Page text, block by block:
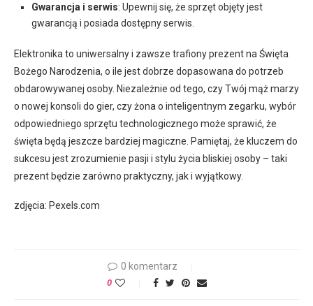
Gwarancja i serwis: Upewnij się, że sprzęt objęty jest
gwarancją i posiada dostępny serwis.
Elektronika to uniwersalny i zawsze trafiony prezent na Święta
Bożego Narodzenia, o ile jest dobrze dopasowana do potrzeb
obdarowywanej osoby. Niezależnie od tego, czy Twój mąż marzy
o nowej konsoli do gier, czy żona o inteligentnym zegarku, wybór
odpowiedniego sprzętu technologicznego może sprawić, że
święta będą jeszcze bardziej magiczne. Pamiętaj, że kluczem do
sukcesu jest zrozumienie pasji i stylu życia bliskiej osoby – taki
prezent będzie zarówno praktyczny, jak i wyjątkowy.
zdjęcia: Pexels.com
0 komentarz
0